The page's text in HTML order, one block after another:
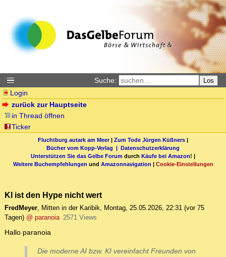
Suche: Los
Login
zurück zur Hauptseite
in Thread öffnen
Ticker
Fluchtburg autark am Meer| Zum Tode Jürgen Küßners |
Bücher vom Kopp-Verlag | Datenschutzerklärung
Unterstützen Sie das Gelbe Forum durch Käufe bei Amazon! |
Weitere Buchempfehlungen und Amazonnavigation | Cookie-Einstellungen
KI ist den Hype nicht wert
FredMeyer, Mitten in der Karibik, Montag, 25.05.2026, 22:31 (vor 75
Tagen) @ paranoia 2571 Views
Hallo paranoia
Die moderne AI bzw. KI vereinfacht Freunden von